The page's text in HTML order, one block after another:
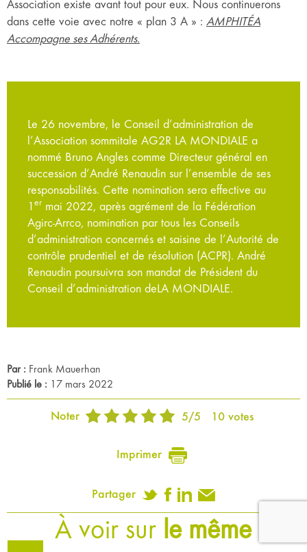
Association existe avant tout pour eux. Nous continuerons
dans cette voie avec notre « plan 3 A » : AMPHITÉA
Accompagne ses Adhérents.
Le 26 novembre, le Conseil d’administration de
l’Association sommitale AG2R LA MONDIALE a
nommé Bruno Angles comme Directeur général en
succession d’André Renaudin sur l’ensemble de ses
responsabilités. Cette nomination sera effective au
1 er mai 2022, après agrément de la Fédération
Agirc-Arrco, nomination par tous les Conseils
d’administration concernés et saisine de l’Autorité de
contrôle prudentiel et de résolution (ACPR). André
Renaudin poursuivra son mandat de Président du
Conseil d’administration deLA MONDIALE.
Par : Frank Mauerhan
Publié le : 17 mars 2022
Noter 5/5 10votes
Imprimer
Partager
À voir sur le même